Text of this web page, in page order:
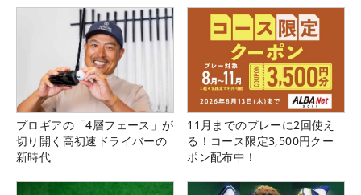
プロギアの「4層フェース」が
切り開く高初速ドライバーの
新時代
11月までのプレーに2回使え
る！コース限定3,500円クー
ポン配布中！